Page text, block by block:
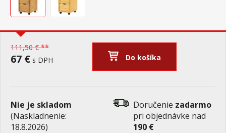
111,50 € **
67 € s DPH Do košíka
Nie je skladom
(Naskladnenie:
18.8.2026)
Doručenie zadarmo
pri objednávke nad
190 €